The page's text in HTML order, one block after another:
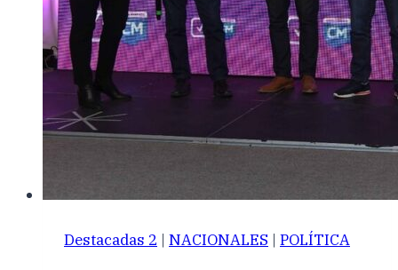
Destacadas 2 | NACIONALES | POLÍTICA